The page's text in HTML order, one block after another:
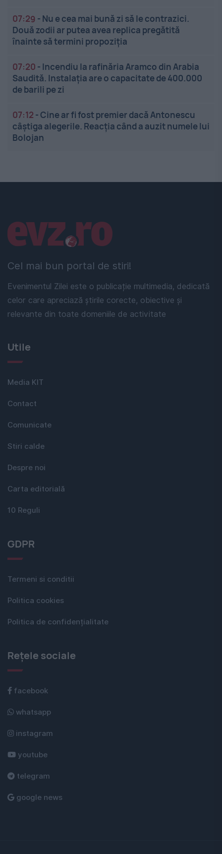
07:29 - Nu e cea mai bună zi să le contrazici.
Două zodii ar putea avea replica pregătită
înainte să termini propoziția
07:20 - Incendiu la rafinăria Aramco din Arabia
Saudită. Instalația are o capacitate de 400.000
de barili pe zi
07:12 -Cine ar fi fost premier dacă Antonescu
câștiga alegerile. Reacția când a auzit numele lui
Bolojan
Cel mai bun portal de stiri!
Evenimentul Zilei este o publicație multimedia, dedicată
celor care apreciază știrile corecte, obiective și
relevante din toate domeniile de activitate
Linkuri utile
Utile
Media KIT
Contact
Comunicate
Stiri calde
Despre noi
Carta editorială
10 Reguli
GDPR
Termeni si conditii
Politica cookies
Politica de confidențialitate
Rețele sociale
facebook
whatsapp
instagram
youtube
telegram
google news